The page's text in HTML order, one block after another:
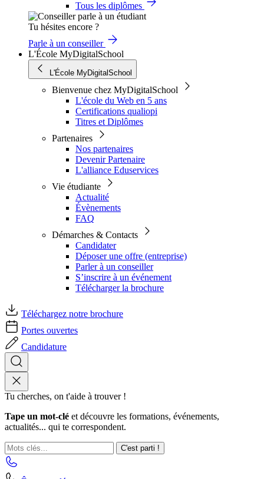
Tous les diplômes
Tu hésites encore ?
Parle à un conseiller
L'École MyDigitalSchool
L'École MyDigitalSchool
Bienvenue chez MyDigitalSchool
L'école du Web en 5 ans
Certifications qualiopi
Titres et Diplômes
Partenaires
Nos partenaires
Devenir Partenaire
L'alliance Eduservices
Vie étudiante
Actualité
Évènements
FAQ
Démarches & Contacts
Candidater
Déposer une offre (entreprise)
Parler à un conseiller
S’inscrire à un événement
Télécharger la brochure
Téléchargez notre brochure
Portes ouvertes
Candidature
Tu cherches, on t'aide à trouver !
Tape un mot-clé et découvre les formations, événements,
actualités... qui te correspondent.
C'est parti !